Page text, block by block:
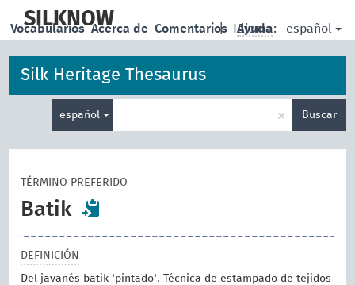
main
SILKNOW | Idioma: español
Vocabularios Acerca de Comentarios Ayuda
Silk Heritage Thesaurus
español × Buscar
TÉRMINO PREFERIDO
Batik
DEFINICIÓN
Del javanés batik 'pintado'. Técnica de estampado de tejidos